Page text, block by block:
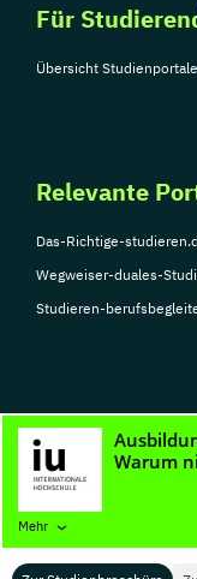
Mehr
Für
Übersicht Studienportale
Relevante
Das-Richtige-
Wegweiser-duales-
Studieren-
© Copyright 2026,